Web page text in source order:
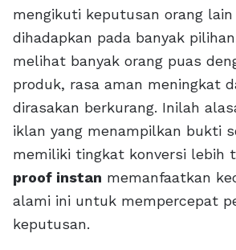
mengikuti keputusan orang
dihadapkan pada banyak
melihat banyak orang puas
produk, rasa aman meningkat
dirasakan berkurang. Inilah
iklan yang menampilkan bukti
memiliki tingkat konversi lebih
proof instan memanfaatkan
alami ini untuk mempercepat
keputusan.